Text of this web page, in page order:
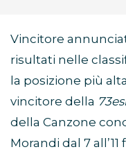
Vincitore
risultati nelle
la posizione più
vincitore della
della Canzone
Morandi dal 7